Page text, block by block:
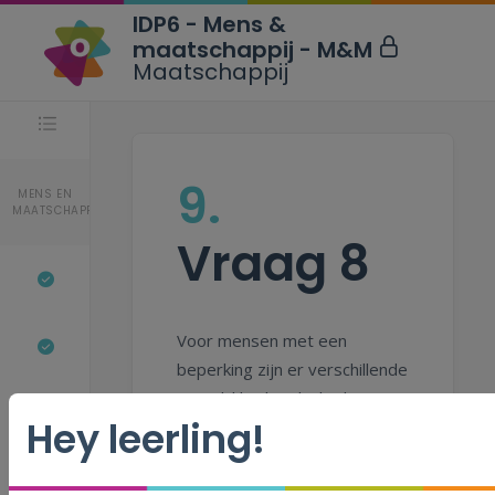
MENS EN
MAATSCHAPPIJ
9.
Vraag 8
Voor mensen met een
beperking zijn er verschillende
mogelijkheden die bijdragen
aan hun levenskwaliteit.
IDP6 - Mens &
maatschappij - M&M
Maatschappij
Hey leerling!